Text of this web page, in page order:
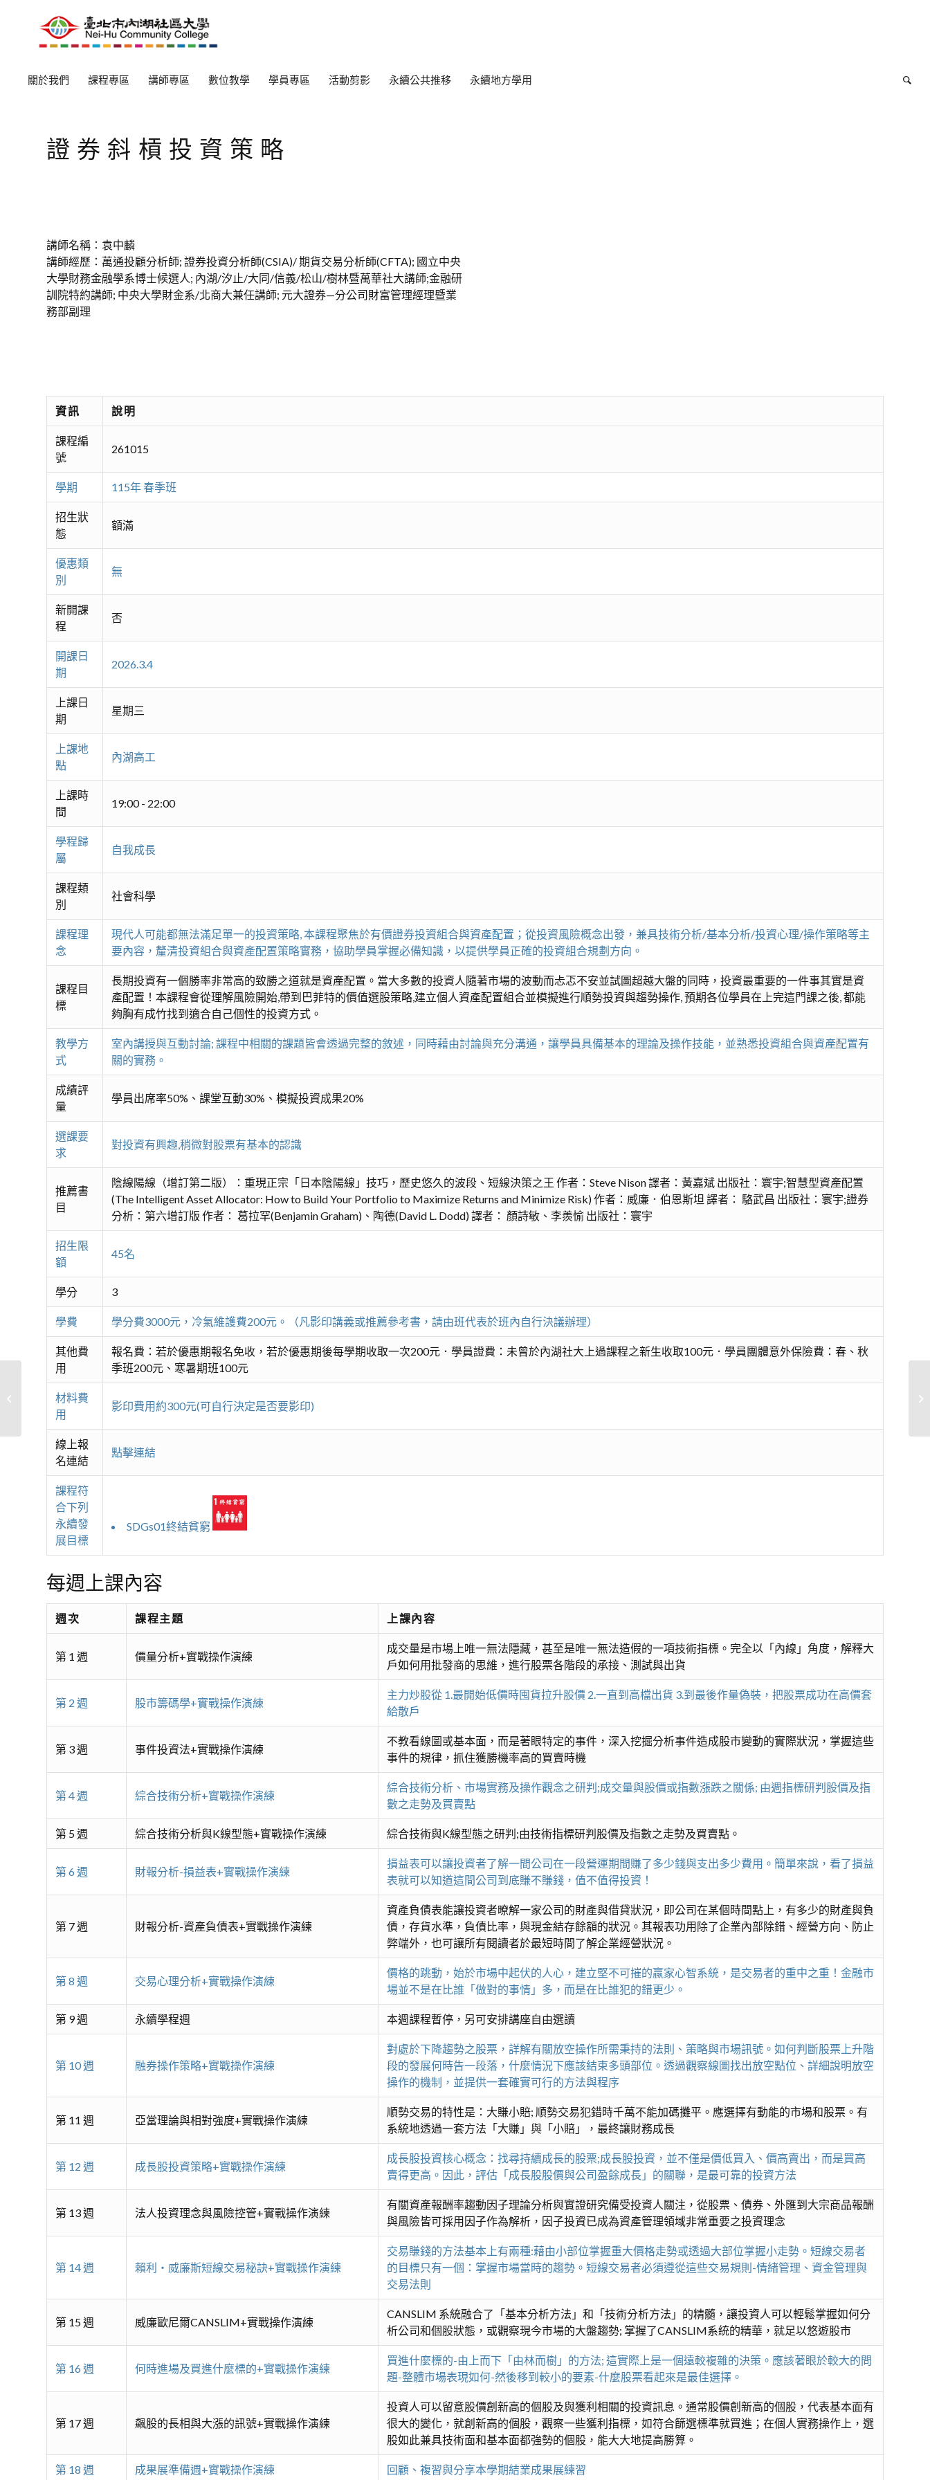
關於我們 課程專區 講師專區 數位教學 學員專區 活動剪影 永續公共推移 永續地方學用
證券斜槓投資策略
講師名稱：袁中麟
講師經歷：萬通投顧分析師; 證券投資分析師(CSIA)/ 期貨交易分析師(CFTA); 國立中央
大學財務金融學系博士候選人; 內湖/汐止/大同/信義/松山/樹林暨萬華社大講師;金融研
訓院特約講師; 中央大學財金系/北商大兼任講師; 元大證券—分公司財富管理經理暨業
務部副理
資訊 說明
課程編
號
261015
學期 115年 春季班
招生狀
態
額滿
優惠類
別
無
新開課
程
否
開課日
期
2026.3.4
上課日
期
星期三
上課地
點
內湖高工
上課時
間
19:00 - 22:00
學程歸
屬
自我成長
課程類
別
社會科學
課程理
念
現代人可能都無法滿足單一的投資策略, 本課程聚焦於有價證券投資組合與資產配置；從投資風險概念出發，兼具技術分析/基本分析/投資心理/操作策略等主
要內容，釐清投資組合與資產配置策略實務，協助學員掌握必備知識，以提供學員正確的投資組合規劃方向。
課程目
標
長期投資有一個勝率非常高的致勝之道就是資產配置。當大多數的投資人隨著市場的波動而忐忑不安並試圖超越大盤的同時，投資最重要的一件事其實是資
產配置！本課程會從理解風險開始,帶到巴菲特的價值選股策略,建立個人資產配置組合並模擬進行順勢投資與趨勢操作, 預期各位學員在上完這門課之後, 都能
夠胸有成竹找到適合自己個性的投資方式。
教學方
式
室內講授與互動討論; 課程中相關的課題皆會透過完整的敘述，同時藉由討論與充分溝通，讓學員具備基本的理論及操作技能，並熟悉投資組合與資產配置有
關的實務。
成績評
量
學員出席率50%、課堂互動30%、模擬投資成果20%
選課要
求
對投資有興趣,稍微對股票有基本的認識
推薦書
目
陰線陽線（增訂第二版）：重現正宗「日本陰陽線」技巧，歷史悠久的波段、短線決策之王 作者：Steve Nison 譯者：黃嘉斌 出版社：寰宇;智慧型資產配置
(The Intelligent Asset Allocator: How to Build Your Portfolio to Maximize Returns and Minimize Risk) 作者：威廉．伯恩斯坦 譯者： 駱武昌 出版社：寰宇;證券
分析：第六增訂版 作者： 葛拉罕(Benjamin Graham)、陶德(David L. Dodd) 譯者： 顏詩敏、李羨愉 出版社：寰宇
招生限
額
45名
學分 3
學費 學分費3000元，冷氣維護費200元。（凡影印講義或推薦參考書，請由班代表於班內自行決議辦理）
其他費
用
報名費：若於優惠期報名免收，若於優惠期後每學期收取一次200元．學員證費：未曾於內湖社大上過課程之新生收取100元．學員團體意外保險費：春、秋
季班200元、寒暑期班100元
材料費
用
影印費用約300元(可自行決定是否要影印)
線上報
名連結
點擊連結
課程符
合下列
永續發
展目標
SDGs01終結貧窮
每週上課內容
週次 課程主題 上課內容
第 1 週 價量分析+實戰操作演練
成交量是市場上唯一無法隱藏，甚至是唯一無法造假的一項技術指標。完全以「內線」角度，解釋大
戶如何用批發商的思維，進行股票各階段的承接、測試與出貨
第 2 週 股市籌碼學+實戰操作演練
主力炒股從 1.最開始低價時囤貨拉升股價 2.一直到高檔出貨 3.到最後作量偽裝，把股票成功在高價套
給散戶
第 3 週 事件投資法+實戰操作演練
不教看線圖或基本面，而是著眼特定的事件，深入挖掘分析事件造成股市變動的實際狀況，掌握這些
事件的規律，抓住獲勝機率高的買賣時機
第 4 週 綜合技術分析+實戰操作演練
綜合技術分析、市場實務及操作觀念之研判;成交量與股價或指數漲跌之關係; 由週指標研判股價及指
數之走勢及買賣點
第 5 週 綜合技術分析與K線型態+實戰操作演練 綜合技術與K線型態之研判;由技術指標研判股價及指數之走勢及買賣點。
第 6 週 財報分析-損益表+實戰操作演練
損益表可以讓投資者了解一間公司在一段營運期間賺了多少錢與支出多少費用。簡單來說，看了損益
表就可以知道這間公司到底賺不賺錢，值不值得投資！
第 7 週 財報分析-資產負債表+實戰操作演練
資產負債表能讓投資者暸解一家公司的財產與借貸狀況，即公司在某個時間點上，有多少的財產與負
債，存貨水準，負債比率，與現金結存餘額的狀況。其報表功用除了企業內部除錯、經營方向、防止
弊端外，也可讓所有閱讀者於最短時間了解企業經營狀況。
第 8 週 交易心理分析+實戰操作演練
價格的跳動，始於市場中起伏的人心，建立堅不可摧的贏家心智系統，是交易者的重中之重！金融市
場並不是在比誰「做對的事情」多，而是在比誰犯的錯更少。
第 9 週 永續學程週 本週課程暫停，另可安排講座自由選讀
第 10 週 融券操作策略+實戰操作演練
對處於下降趨勢之股票，詳解有關放空操作所需秉持的法則、策略與市場訊號。如何判斷股票上升階
段的發展何時告一段落，什麼情況下應該結束多頭部位。透過觀察線圖找出放空點位、詳細說明放空
操作的機制，並提供一套確實可行的方法與程序
第 11 週 亞當理論與相對強度+實戰操作演練
順勢交易的特性是：大賺小賠; 順勢交易犯錯時千萬不能加碼攤平。應選擇有動能的市場和股票。有
系統地透過一套方法「大賺」與「小賠」，最終讓財務成長
第 12 週 成長股投資策略+實戰操作演練
成長股投資核心概念：找尋持續成長的股票;成長股投資，並不僅是價低買入、價高賣出，而是買高
賣得更高。因此，評估「成長股股價與公司盈餘成長」的關聯，是最可靠的投資方法
第 13 週 法人投資理念與風險控管+實戰操作演練
有關資產報酬率趨動因子理論分析與實證研究備受投資人關注，從股票、債券、外匯到大宗商品報酬
與風險皆可採用因子作為解析，因子投資已成為資產管理領域非常重要之投資理念
第 14 週 賴利‧威廉斯短線交易秘訣+實戰操作演練
交易賺錢的方法基本上有兩種:藉由小部位掌握重大價格走勢或透過大部位掌握小走勢。短線交易者
的目標只有一個：掌握市場當時的趨勢。短線交易者必須遵從這些交易規則-情緒管理、資金管理與
交易法則
第 15 週 威廉歐尼爾CANSLIM+實戰操作演練
CANSLIM 系統融合了「基本分析方法」和「技術分析方法」的精髓，讓投資人可以輕鬆掌握如何分
析公司和個股狀態，或觀察現今市場的大盤趨勢; 掌握了CANSLIM系統的精華，就足以悠遊股市
第 16 週 何時進場及買進什麼標的+實戰操作演練
買進什麼標的-由上而下「由林而樹」的方法; 這實際上是一個遠較複雜的決策。應該著眼於較大的問
題-整體市場表現如何-然後移到較小的要素-什麼股票看起來是最佳選擇。
第 17 週 飆股的長相與大漲的訊號+實戰操作演練
投資人可以留意股價創新高的個股及與獲利相關的投資訊息。通常股價創新高的個股，代表基本面有
很大的變化，就創新高的個股，觀察一些獲利指標，如符合篩選標準就買進；在個人實務操作上，選
股如此兼具技術面和基本面都強勢的個股，能大大地提高勝算。
第 18 週 成果展準備週+實戰操作演練 回顧、複習與分享本學期結業成果展練習
股票投資加值計畫：看懂市場，做對